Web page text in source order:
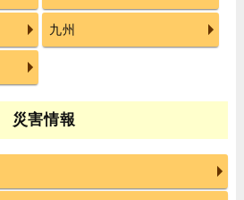
九州
災害情報